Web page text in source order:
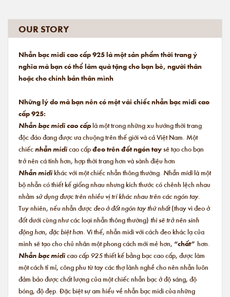
OUR STORY
Nhẫn bạc midi cao cấp 925 là một sản phẩm thời trang ý
nghĩa mà bạn có thể làm quà tặng cho bạn bè, người thân
hoặc cho chính bản thân mình
Những lý do mà bạn nên có một vài chiếc nhẫn bạc midi cao
cấp 925:
Nhẫn bạc midi cao cấplà một trong những xu hướng thời trang
độc đáo đang được ưa chuộng trên thế giới và cả Việt Nam. Một
chiếcnhẫn midicao cấpđeo trên đốt ngón taysẽ tạo cho bạn
trở nên cá tính hơn, hợp thời trang hơn và sành điệu hơn
Nhẫn midikhác với một chiếc nhẫn thông thường. Nhẫn midilà một
bộ nhẫn có thiết kế giống nhau nhưng kích thước có chênh lệch nhau
nhằm sử dụng được trên nhiều vị trí khác nhau trên các ngón tay.
Tuy nhiên, nếu nhẫn được đeo ở đốt ngón tay thứ nhất(thay vì đeo ở
đốt dưới cùng như các loại nhẫn thông thường) thì sẽ trở nên sinh
động hơn, đặc biệt hơn. Vì thế, nhẫn midi với cách đeo khác lạ của
mình sẽ tạo cho chủ nhân một phong cách mới mẻ hơn, “chất” hơn.
Nhẫn bạc midi cao cấp 925thiết kế bằng bạc cao cấp, được làm
một cách tỉ mỉ, công phu từ tay các thợ lành nghề cho nên nhẫn luôn
đảm bảo được chất lượng của một chiếc nhẫn bạc ở độ sáng, độ
bóng, độ đẹp. Đặc biệt sự am hiểu về nhẫn bạc midi của những